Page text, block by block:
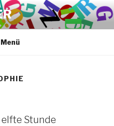
Menü
elfte Stunde